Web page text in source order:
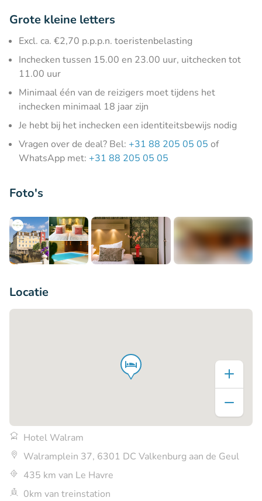
Grote kleine letters
Excl. ca. €2,70 p.p.p.n. toeristenbelasting
Inchecken tussen 15.00 en 23.00 uur, uitchecken tot
11.00 uur
Minimaal één van de reizigers moet tijdens het
inchecken minimaal 18 jaar zijn
Je hebt bij het inchecken een identiteitsbewijs nodig
Vragen over de deal? Bel: +31 88 205 05 05 of
WhatsApp met: +31 88 205 05 05
Foto's
Locatie
Hotel Walram
Walramplein 37, 6301 DC Valkenburg aan de Geul
435 km van Le Havre
0km van treinstation